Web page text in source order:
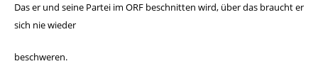
Das er und seine Partei im ORF beschnitten wird, über das braucht er
sich nie wieder
beschweren.